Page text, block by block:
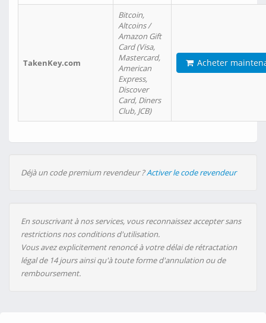
TakenKey.com
Bitcoin,
Altcoins /
Amazon Gift
Card (Visa,
Mastercard,
American
Express,
Discover
Card, Diners
Club, JCB)
Acheter
Déjà un code premium revendeur ?Activer le code revendeur
En souscrivant à nos services, vous reconnaissez accepter sans
restrictions nos conditions d'utilisation.
Vous avez explicitement renoncé à votre délai de rétractation
légal de 14 jours ainsi qu'à toute forme d'annulation ou de
remboursement.